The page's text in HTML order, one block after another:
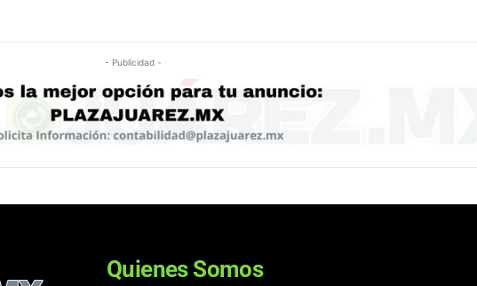
- Publicidad -
Quienes Somos